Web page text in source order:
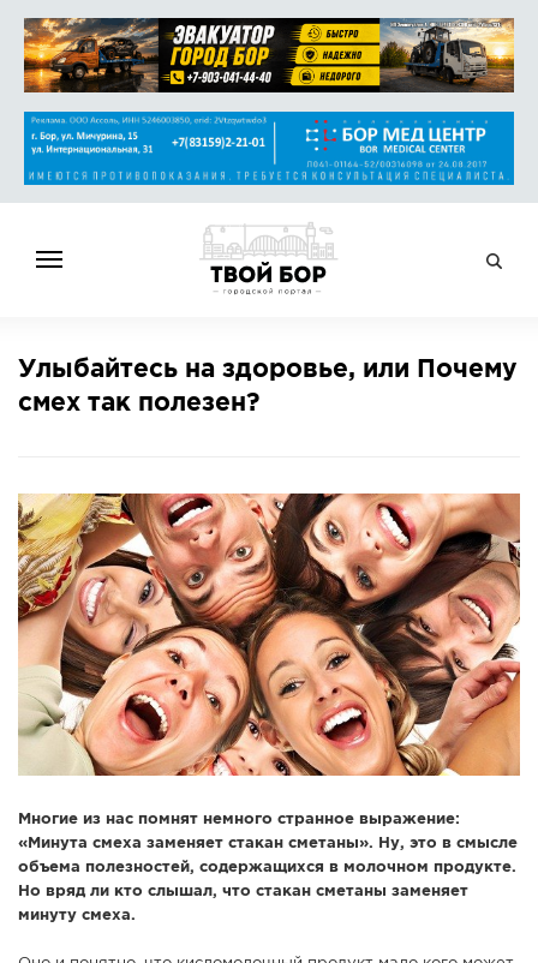
НОВОСТИ
СПРАВОЧНИК
АФИША
СПРАВКА
КАМЕРЫ
КОНКУРСЫ
СТАТЬИ
ГОЛОСОВАНИЯ
ПРЕДЛОЖИТЬ НОВОСТЬ
Улыбайтесь на здоровье, или Почему
смех так полезен?
Многие из нас помнят немного странное выражение:
«Минута смеха заменяет стакан сметаны». Ну, это в смысле
объема полезностей, содержащихся в молочном продукте.
Но вряд ли кто слышал, что стакан сметаны заменяет
минуту смеха.